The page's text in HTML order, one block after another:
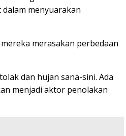
menyuarakan
merasakan perbedaan
dan hujan sana-sini. Ada
menjadi aktor penolakan